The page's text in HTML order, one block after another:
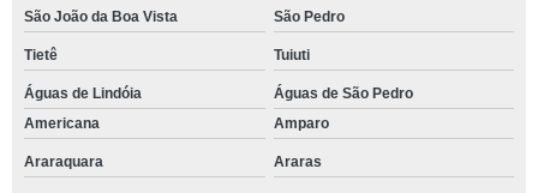
São João da Boa Vista São Pedro
Tietê Tuiuti
Águas de Lindóia
Águas de São Pedro
Americana
Amparo
Araraquara Araras